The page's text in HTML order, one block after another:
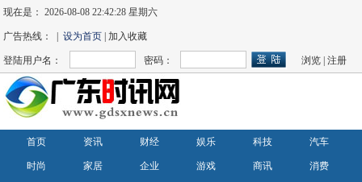
现在是：2026-08-08 22:42:28 星期六
广告热线： |设为首页 | 加入收藏
登陆用户名： 密码： 浏览 |注册
首页 资讯 财经 娱乐 科技 汽车
时尚 家居 企业 游戏 商讯 消费